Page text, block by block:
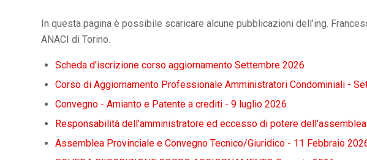
In questa pagina è possibile scaricare alcune pubblicazioni dell’ing.
ANACI di Torino.
Scheda d'iscrizione corso aggiornamento Settembre 2026
Corso di Aggiornamento Professionale Amministratori Condominiali -
Convegno - Amianto e Patente a crediti - 9 luglio 2026
Responsabilità dell’amministratore ed eccesso di potere dell'assemblea
Assemblea Provinciale e Convegno Tecnico/Giuridico - 11 Febbraio